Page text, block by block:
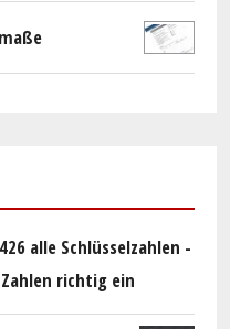
alle Schlüsselzahlen -
richtig ein